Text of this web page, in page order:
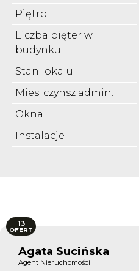
Piętro
Liczba pięter w
budynku
Stan lokalu
Mies. czynsz admin.
Okna
Instalacje
Agata Sucińska
Agent Nieruchomości
13
OFERT